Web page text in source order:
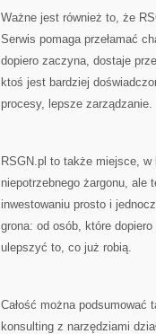
Ważne jest również to, że
Serwis pomaga przełamać
dopiero zaczyna, dostaje
ktoś jest bardziej
procesy, lepsze zarządzanie.
RSGN.pl to także miejsce, w
niepotrzebnego żargonu,
inwestowaniu prosto i
grona: od osób, które
ulepszyć to, co już robią.
Całość można podsumować
konsulting z narzędziami